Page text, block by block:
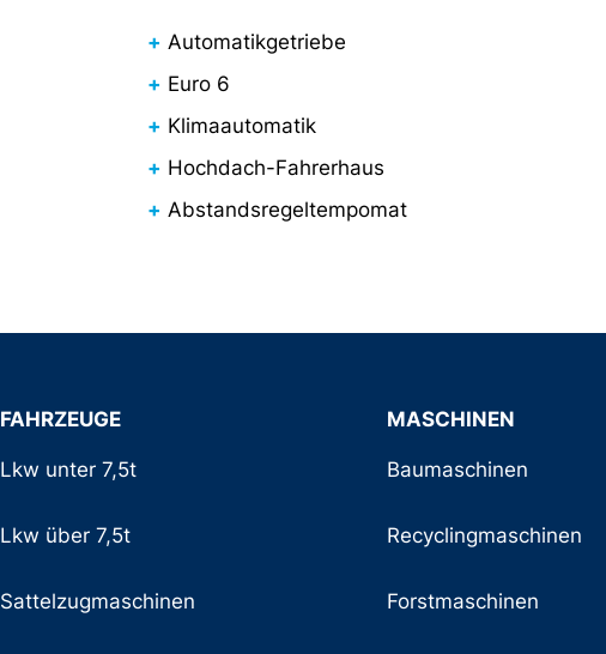
Automatikgetriebe
Euro 6
Klimaautomatik
Hochdach-Fahrerhaus
Abstandsregeltempomat
FAHRZEUGE
Lkw unter 7,5t
Lkw über 7,5t
Sattelzugmaschinen
MASCHINEN
Baumaschinen
Recyclingmaschinen
Forstmaschinen